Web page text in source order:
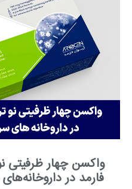
واکسن چهار ظرفیتی
فارمد در